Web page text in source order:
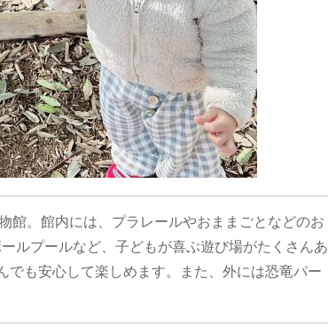
館。館内には、プラレールやおままごとなどのお
ルプールなど、子どもが喜ぶ遊び場がたくさんあ
でも安心して楽しめます。また、外には恐竜パー